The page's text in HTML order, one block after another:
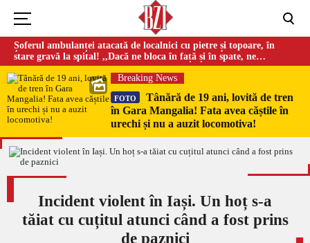
Șoferul ambulanței atacată de localnici cu pietre și topoare, în
stare gravă la spital! ,,Dacă ne bloca în față și în spate, ne
omorau…”
Breaking News
FOTO
Tânără de 19 ani, lovită de tren
în Gara Mangalia! Fata avea căștile în
urechi și nu a auzit locomotiva!
Incident violent în Iași. Un hoț s-a
tăiat cu cuțitul atunci când a fost prins
de paznici